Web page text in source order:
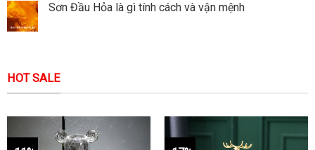
Sơn Đầu Hỏa là gì tính cách và vận mệnh
HOT SALE